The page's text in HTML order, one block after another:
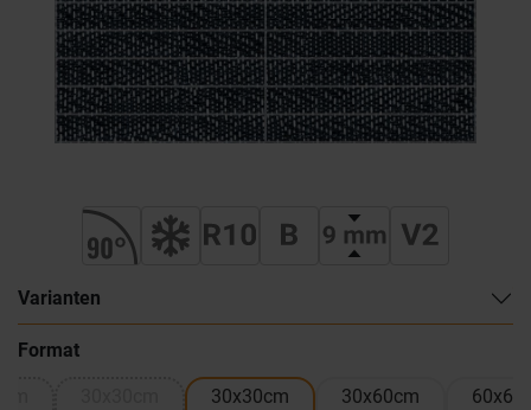
Varianten
Format
30x30cm 30x60cm